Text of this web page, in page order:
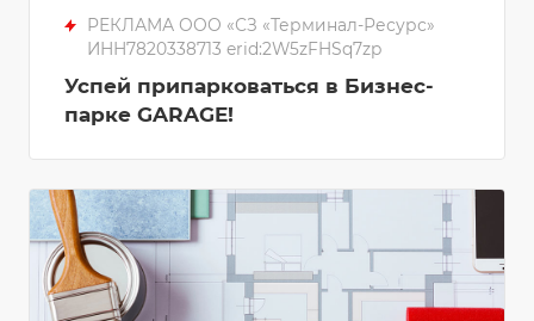
РЕКЛАМА ООО «СЗ «Терминал-Ресурс»
ИНН7820338713 erid:2W5zFHSq7zp
Успей припарковаться в Бизнес-
парке GARAGE!